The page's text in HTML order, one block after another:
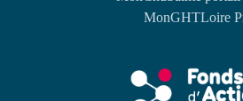
MonGHTLoire